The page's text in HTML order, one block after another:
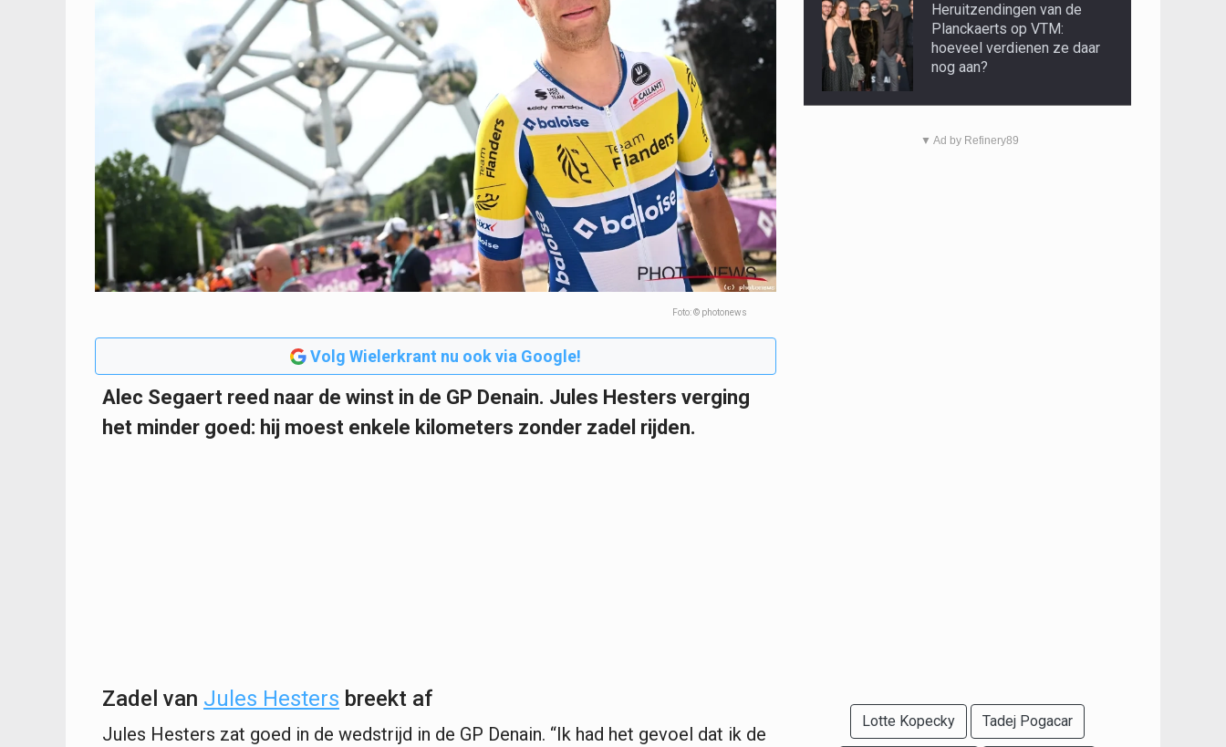
Foto: © photonews
Volg Wielerkrant nu ook via Google!
Alec Segaert reed naar de winst in de GP Denain. Jules Hesters verging
het minder goed: hij moest enkele kilometers zonder zadel rijden.
Zadel van Jules Hesters breekt af
Jules Hesters zat goed in de wedstrijd in de GP Denain. “Ik had het gevoel dat ik de
Heruitzendingen van de
Planckaerts op VTM:
hoeveel verdienen ze daar
nog aan?
▼ Ad by Refinery89
Lotte Kopecky Tadej Pogacar